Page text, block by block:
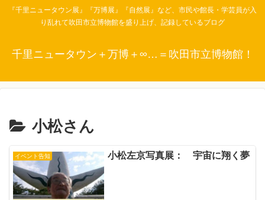
『千里ニュータウン展』『万博展』『自然展』など、市民や館長・学芸員が入
り乱れて吹田市立博物館を盛り上げ、記録しているブログ
千里ニュータウン＋万博＋∞…＝吹田市立博物館！
小松さん
イベント告知 小松左京写真展： 宇宙に翔く夢